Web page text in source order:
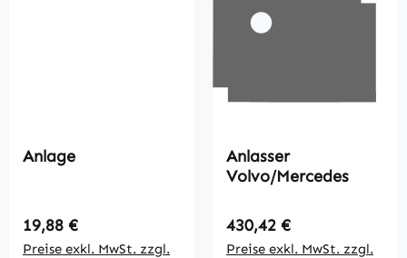
Anlage
Regulärer Preis:
19,88 €
Preise exkl. MwSt. zzgl.
Anlasser
Volvo/Mercedes
Regulärer Preis:
430,42 €
Preise exkl. MwSt. zzgl.